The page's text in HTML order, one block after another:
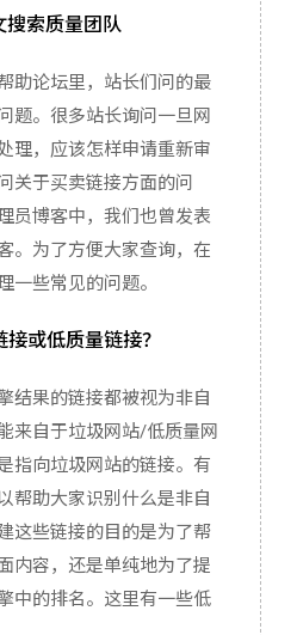
搜索质量团队
助论坛里，站长们问的最
题。很多站长询问一旦网
理，应该怎样申请重新审
关于买卖链接方面的问
员博客中，我们也曾发表
。为了方便大家查询，在
一些常见的问题。
或低质量链接？
结果的链接都被视为非自
来自于垃圾网站/低质量网
指向垃圾网站的链接。有
帮助大家识别什么是非自
这些链接的目的是为了帮
内容，还是单纯地为了提
中的排名。这里有一些低